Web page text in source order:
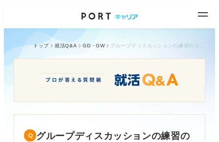
トップ 就活Q&A GD・GW
グループディスカッションの練習の